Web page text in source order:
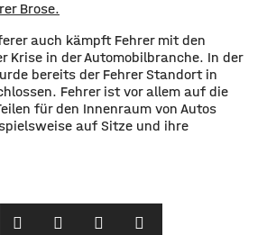
Brose.
auch kämpft Fehrer mit den
Krise in der Automobilbranche. In der
bereits der Fehrer Standort in
Fehrer ist vor allem auf die
für den Innenraum von Autos
auf Sitze und ihre